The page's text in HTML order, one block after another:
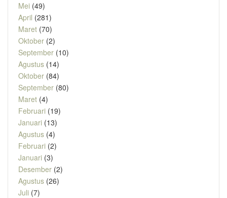
Mei (49)
April (281)
Maret (70)
Oktober (2)
September (10)
Agustus (14)
Oktober (84)
September (80)
Maret (4)
Februari (19)
Januari (13)
Agustus (4)
Februari (2)
Januari (3)
Desember (2)
Agustus (26)
Juli (7)